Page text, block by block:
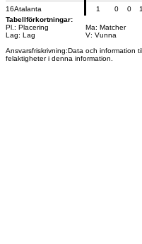
16Atalanta 1 0 0 1
Tabellförkortningar:
Pl.: Placering
Lag: Lag
Ma: Matcher
V: Vunna
Ansvarsfriskrivning:Data och information
felaktigheter i denna information.